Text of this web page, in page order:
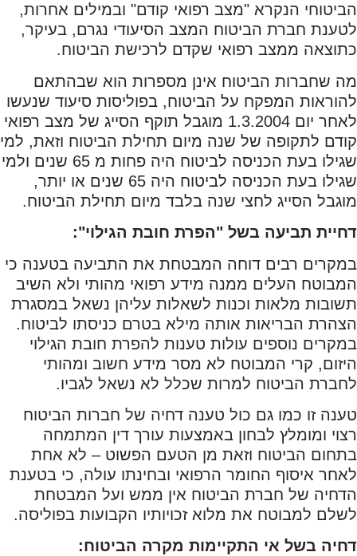
הביטוחי הנקרא "מצב רפואי קודם" ובמילים אחרות,
לטענת חברת הביטוח המצב הסיעודי נגרם, בעיקר,
כתוצאה ממצב רפואי שקדם לרכישת הביטוח.
מה שחברות הביטוח אינן מספרות הוא שבהתאם
להוראות המפקח על הביטוח, בפוליסות סיעוד שנעשו
לאחר יום 1.3.2004 מוגבל תוקף הסייג של מצב רפואי
קודם לתקופה של שנה מיום תחילת הביטוח וזאת, למי
שגילו בעת הכניסה לביטוח היה פחות מ 65 שנים ולמי
שגילו בעת הכניסה לביטוח היה 65 שנים או יותר,
מוגבל הסייג לחצי שנה בלבד מיום תחילת הביטוח.
דחיית תביעה בשל "הפרת חובת הגילוי":
במקרים רבים דוחה המבטחת את התביעה בטענה כי
המבוטח העלים ממנה מידע רפואי מהותי ולא השיב
תשובות מלאות וכנות לשאלות עליהן נשאל במסגרת
הצהרת הבריאות אותה מילא בטרם כניסתו לביטוח.
במקרים נוספים עולות טענות להפרת חובת הגילוי
היזום, קרי המבוטח לא מסר מידע חשוב ומהותי
לחברת הביטוח למרות שכלל לא נשאל לגביו.
טענה זו כמו גם כול טענה דחיה של חברות הביטוח
רצוי ומומלץ לבחון באמצעות עורך דין המתמחה
בתחום הביטוח וזאת מן הטעם הפשוט – לא אחת
לאחר איסוף החומר הרפואי ובחינתו עולה, כי בטענת
הדחיה של חברת הביטוח אין ממש ועל המבטחת
לשלם למבוטח את מלוא זכויותיו הקבועות בפוליסה.
דחיה בשל אי התקיימות מקרה הביטוח: